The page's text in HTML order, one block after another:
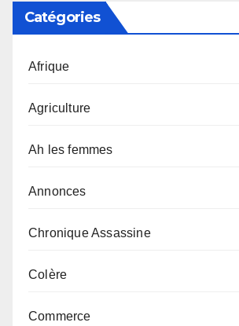
Catégories
Afrique
Agriculture
Ah les femmes
Annonces
Chronique Assassine
Colère
Commerce